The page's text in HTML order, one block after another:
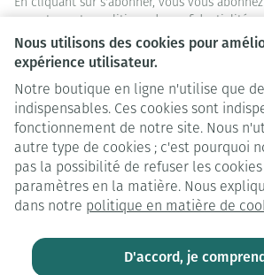
Nous utilisons des cookies pour
expérience utilisateur.
Notre boutique en ligne n'utilise que
indispensables. Ces cookies sont
fonctionnement de notre site. Nous
autre type de cookies ; c'est pourquoi
pas la possibilité de refuser les
paramètres en la matière. Nous
dans notre politique en matière de
D'accord, je
En cliquant sur s'abonner, vous vous
acceptez notrepolitique de confidentialité.
Liens légaux